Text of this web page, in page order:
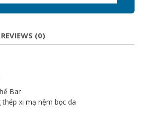
REVIEWS (0)
Bar
thép xi mạ nệm bọc da